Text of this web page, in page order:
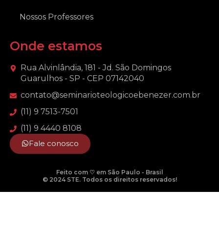
Nossos Professores
Onde estamos
Rua Alvinlândia, 181 - Jd. São Domingos
Guarulhos - SP - CEP 07142040
contato@seminarioteologicoebenezer.com.br
(11) 9 7513-7501
(11) 9 4440 8108
Fale conosco
Feito com ♡ em São Paulo - Brasil
© 2024 STE. Todos os direitos reservados!